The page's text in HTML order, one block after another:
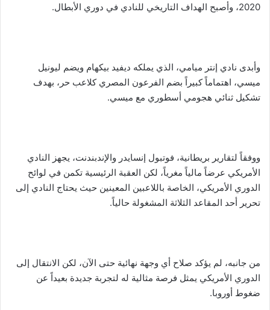
2020، وأصبح الهداف التاريخي للنادي في دوري الأبطال.
وأبدى نادي إنتر ميامي، الذي يملكه ديفيد بيكهام ويضم ليونيل
ميسي، اهتماماً كبيراً بضم الفرعون المصري كلاعب حر، بهدف
تشكيل ثنائي هجومي أسطوري مع ميسي.
ووفقاً لتقارير بريطانية، فوتبول إنسايدر والإندبندنت، يجهز النادي
الأمريكي عرضاً مالياً مغرياً، لكن العقبة الرئيسية تكمن في لوائح
الدوري الأمريكي، الخاصة باللاعبين المعينين حيث يحتاج النادي إلى
تحرير أحد المقاعد الثلاثة المشغولة حالياً.
من جانبه، لم يؤكد صلاح أي وجهة نهائية حتى الآن، لكن الانتقال إلى
الدوري الأمريكي يمثل فرصة مثالية له لتجربة جديدة بعيداً عن
ضغوط أوروبا.